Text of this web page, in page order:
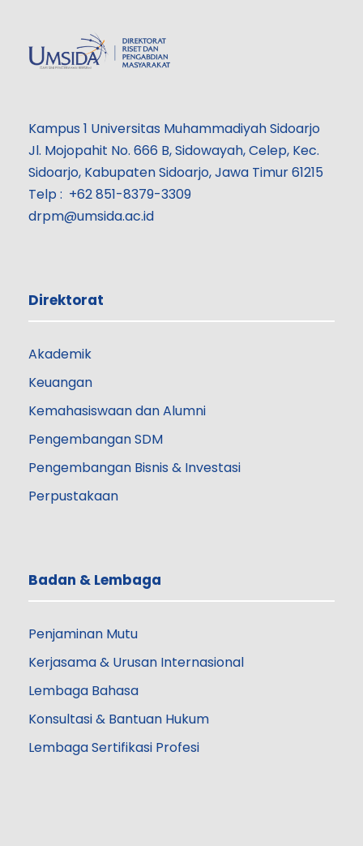
Kampus 1 Universitas Muhammadiyah Sidoarjo
Jl. Mojopahit No. 666 B, Sidowayah, Celep, Kec.
Sidoarjo, Kabupaten Sidoarjo, Jawa Timur 61215
Telp : +62 851-8379-3309
drpm@umsida.ac.id
Direktorat
Akademik
Keuangan
Kemahasiswaan dan Alumni
Pengembangan SDM
Pengembangan Bisnis & Investasi
Perpustakaan
Badan & Lembaga
Penjaminan Mutu
Kerjasama & Urusan Internasional
Lembaga Bahasa
Konsultasi & Bantuan Hukum
Lembaga Sertifikasi Profesi